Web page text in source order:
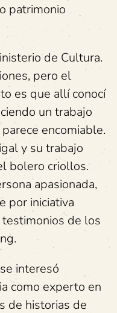
patrimonio
de Cultura.
pero el
es que allí conocí
un trabajo
encomiable.
y su trabajo
bolero criollos.
apasionada,
por iniciativa
de los
interesó
como experto en
de historias de